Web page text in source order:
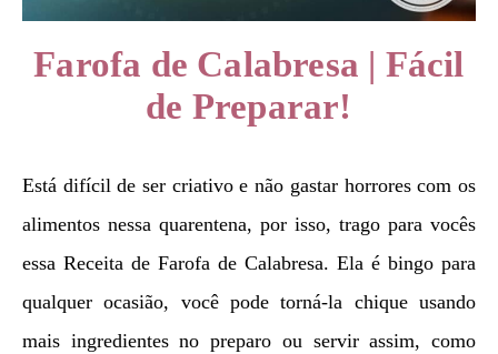
Farofa de Calabresa | Fácil
de Preparar!
Está difícil de ser criativo e não gastar horrores com os
alimentos nessa quarentena, por isso, trago para vocês
essa Receita de Farofa de Calabresa. Ela é bingo para
qualquer ocasião, você pode torná-la chique usando
mais ingredientes no preparo ou servir assim, como